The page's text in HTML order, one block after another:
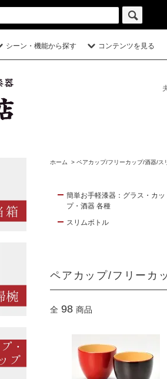
シーン・機能から探す コンテンツを見る
ホーム > ペアカップ/フリーカップ/酒器/ス
簡単お手軽漆器：グラス・カッ
プ・酒器 各種
スリムボトル
ペアカップ/フリーカ
全 98 商品